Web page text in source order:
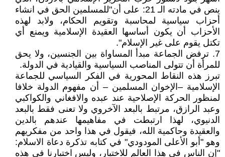
ينص في مادته الـ 21: على أن"للمسلمين الحق في انشاء
أحزاب سياسية لمحاسبة وتقويم الحكام، ولابد لهذه
الأحزاب أن يكون أساسها العقيدة الإسلامية ويمنع أي
تكتل يقوم على غير الإسلام".
7. ترفض الجماعة مبدأ المساواة بين الجنسين، ولا يحق
للمرأة أن تتولى المناصب السياسية والقيادية في الدولة.
تبرز هذه النقاط المحورية في الفكر السياسي للجماعة
الإسلامية –الإخوان المسلمين – أن مفهوم الدولة خلافا
لمنظور الحركة الإصلاحية عند عبده والافغاني والكواكبي
وعبد الرازق، مرتبط بالبعد الآخروي ولا تعنى فقط بالبعد
الدنيوي، لهذا ارتبطت في مفاهيمها عندهم بالدين
والعقيدة وحاكمية الله، فيقول في هذا واحد من مفكريهم
وهو "أبو الأعلى المودودي" في كتابه تذكرة دعاة الاسلام:
"إن الناس في هذا العالم للاختبار، وليس اختبارنا في هذه